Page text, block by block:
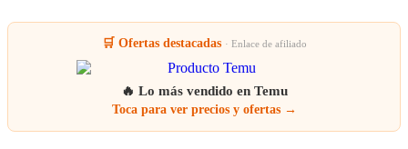
🛒 Ofertas destacadas · Enlace de afiliado
🔥 Lo más vendido en Temu
Toca para ver precios y ofertas →